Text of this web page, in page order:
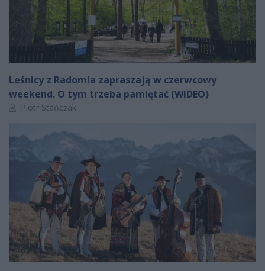
Leśnicy z Radomia zapraszają w czerwcowy
weekend. O tym trzeba pamiętać (WIDEO)
Autor artykułu:
Piotr Stańczak